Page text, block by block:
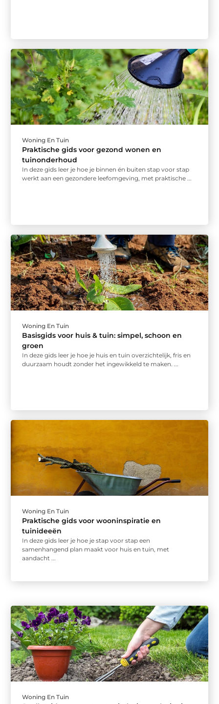
Woning En Tuin
Praktische gids voor gezond wonen en
tuinonderhoud
In deze gids leer je hoe je binnen én buiten stap voor stap
werkt aan een gezondere leefomgeving, met praktische ...
Woning En Tuin
Basisgids voor huis & tuin: simpel, schoon en
groen
In deze gids leer je hoe je huis en tuin overzichtelijk, fris en
duurzaam houdt zonder het ingewikkeld te maken. ...
Woning En Tuin
Praktische gids voor wooninspiratie en
tuinideeën
In deze gids leer je hoe je stap voor stap een
samenhangend plan maakt voor huis en tuin, met
aandacht ...
Woning En Tuin